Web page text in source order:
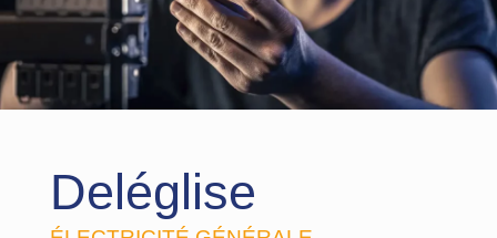
Deléglise